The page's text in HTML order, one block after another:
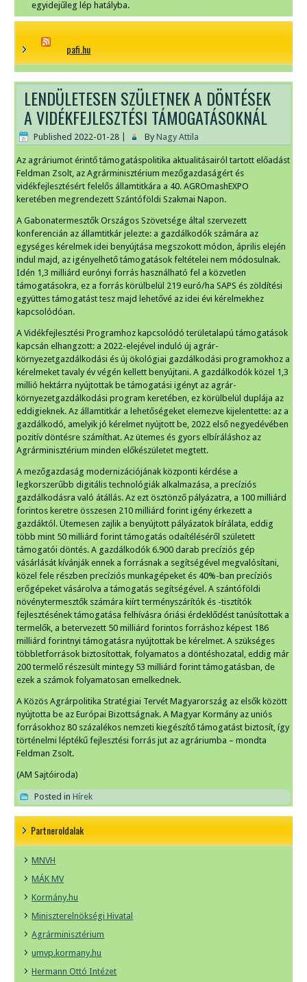
egyidejűleg lép hatályba.
pafi.hu
LENDÜLETESEN SZÜLETNEK A DÖNTÉSEK
A VIDÉKFEJLESZTÉSI TÁMOGATÁSOKNÁL
Published 2022-01-28 By Nagy Attila
Az agráriumot érintő támogatáspolitika aktualitásairól tartott előadást
Feldman Zsolt, az Agrárminisztérium mezőgazdaságért és
vidékfejlesztésért felelős államtitkára a 40. AGROmashEXPO
keretében megrendezett Szántóföldi Szakmai Napon.
A Gabonatermesztők Országos Szövetsége által szervezett
konferencián az államtitkár jelezte: a gazdálkodók számára az
egységes kérelmek idei benyújtása megszokott módon, április elején
indul majd, az igényelhető támogatások feltételei nem módosulnak.
Idén 1,3 milliárd eurónyi forrás használható fel a közvetlen
támogatásokra, ez a forrás körülbelül 219 euró/ha SAPS és zöldítési
együttes támogatást tesz majd lehetővé az idei évi kérelmekhez
kapcsolódóan.
A Vidékfejlesztési Programhoz kapcsolódó területalapú támogatások
kapcsán elhangzott: a 2022-elejével induló új agrár-
környezetgazdálkodási és új ökológiai gazdálkodási programokhoz a
kérelmeket tavaly év végén kellett benyújtani. A gazdálkodók közel 1,3
millió hektárra nyújtottak be támogatási igényt az agrár-
környezetgazdálkodási program keretében, ez körülbelül duplája az
eddigieknek. Az államtitkár a lehetőségeket elemezve kijelentette: az a
gazdálkodó, amelyik jó kérelmet nyújtott be, 2022 első negyedévében
pozitív döntésre számíthat. Az ütemes és gyors elbíráláshoz az
Agrárminisztérium minden előkészületet megtett.
A mezőgazdaság modernizációjának központi kérdése a
legkorszerűbb digitális technológiák alkalmazása, a precíziós
gazdálkodásra való átállás. Az ezt ösztönző pályázatra, a 100 milliárd
forintos keretre összesen 210 milliárd forint igény érkezett a
gazdáktól. Ütemesen zajlik a benyújtott pályázatok bírálata, eddig
több mint 50 milliárd forint támogatás odaítéléséről született
támogatói döntés. A gazdálkodók 6.900 darab precíziós gép
vásárlását kívánják ennek a forrásnak a segítségével megvalósítani,
közel fele részben precíziós munkagépeket és 40%-ban precíziós
erőgépeket vásárolva a támogatás segítségével. A szántóföldi
növénytermesztők számára kiírt terményszárítók és -tisztítók
fejlesztésének támogatása felhívásra óriási érdeklődést tanúsítottak a
termelők, a betervezett 50 milliárd forintos forráshoz képest 186
milliárd forintnyi támogatásra nyújtottak be kérelmet. A szükséges
többletforrások biztosítottak, folyamatos a döntéshozatal, eddig már
200 termelő részesült mintegy 53 milliárd forint támogatásban, de
ezek a számok folyamatosan emelkednek.
A Közös Agrárpolitika Stratégiai Tervét Magyarország az elsők között
nyújtotta be az Európai Bizottságnak. A Magyar Kormány az uniós
forrásokhoz 80 százalékos nemzeti kiegészítő támogatást biztosít, így
történelmi léptékű fejlesztési forrás jut az agráriumba – mondta
Feldman Zsolt.
(AM Sajtóiroda)
Posted in Hírek
Partneroldalak
MNVH
MÁK MV
Kormány.hu
Miniszterelnökségi Hivatal
Agrárminisztérium
umvp.kormany.hu
Hermann Ottó Intézet